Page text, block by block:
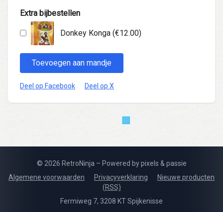
Extra bijbestellen
Donkey Konga (€12.00)
Toevoegen aan mandje
Deel op Facebook Deel op X
© 2026 RetroNinja – Powered by pixels & passie
Algemene voorwaarden
Privacyverklaring
Nieuwe producten
(RSS)
Fermiweg 7, 3208 KT Spijkenisse